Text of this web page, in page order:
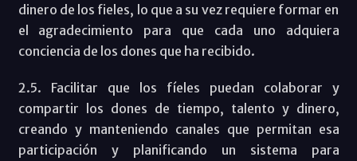
dinero de los fieles, lo que a su vez requiere formar en
el agradecimiento para que cada uno adquiera
conciencia de los dones que ha recibido.
2.5. Facilitar que los fíeles puedan colaborar y
compartir los dones de tiempo, talento y dinero,
creando y manteniendo canales que permitan esa
participación y planificando un sistema para